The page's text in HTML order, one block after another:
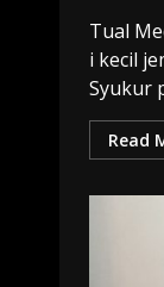
Tual
i kecil
Syukur
Read